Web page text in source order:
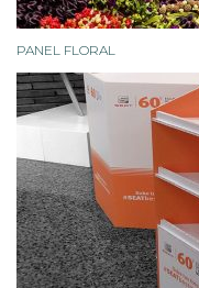
PANEL FLORAL